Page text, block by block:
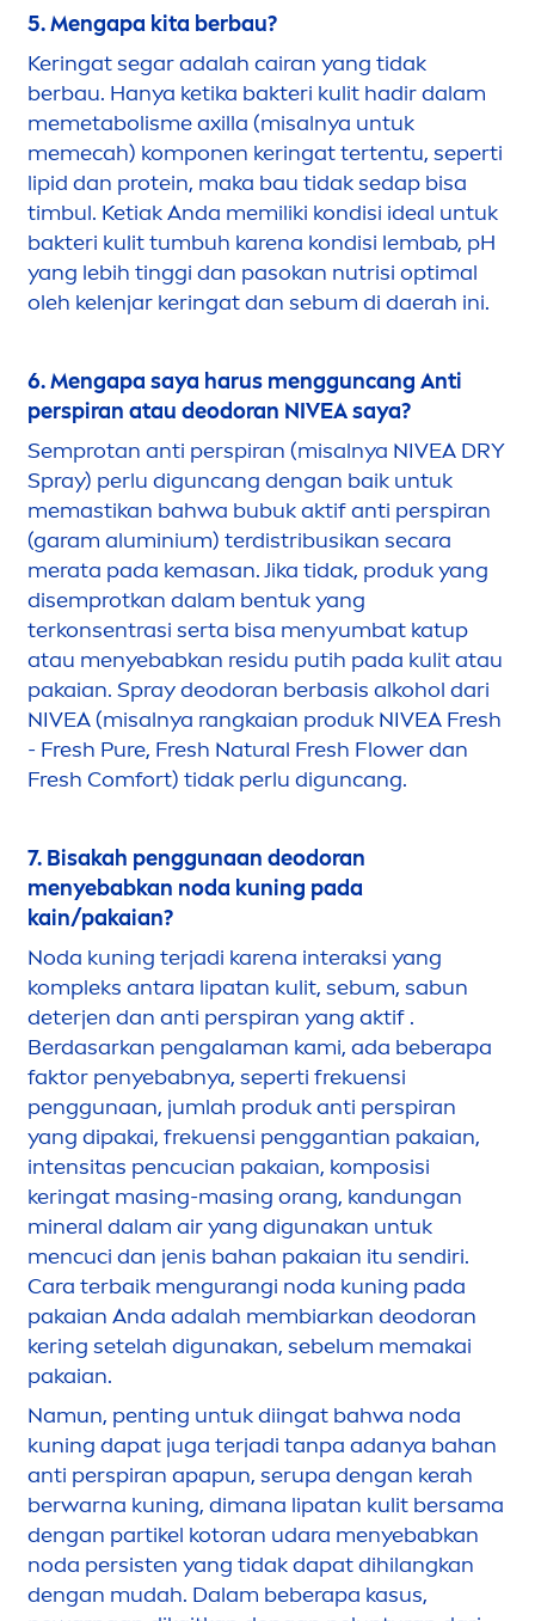
5.Mengapa kita berbau?
Keringat segar adalah cairan yang tidak
berbau. Hanya ketika bakteri kulit hadir dalam
memetabolisme axilla (misalnya untuk
memecah) komponen keringat tertentu, seperti
lipid dan protein, maka bau tidak sedap bisa
timbul. Ketiak Anda memiliki kondisi ideal untuk
bakteri kulit tumbuh karena kondisi lembab, pH
yang lebih tinggi dan pasokan nutrisi optimal
oleh kelenjar keringat dan sebum di daerah ini.
6.Mengapa saya harus mengguncang Anti
perspiran atau deodoran NIVEAsaya?
Semprotan anti perspiran (misalnya NIVEA DRY
Spray) perlu diguncang dengan baik untuk
memastikan bahwa bubuk aktif anti perspiran
(garam aluminium) terdistribusikan secara
merata pada kemasan. Jika tidak, produk yang
disemprotkan dalam bentuk yang
terkonsentrasi serta bisa menyumbat katup
atau menyebabkan residu putih pada kulit atau
pakaian. Spray deodoran berbasis alkohol dari
NIVEA(misalnya rangkaian produk NIVEA Fresh
- Fresh Pure, Fresh Natural Fresh Flower dan
Fresh Comfort) tidak perlu diguncang.
7. Bisakah penggunaan deodoran
menyebabkan noda kuning pada
kain/pakaian?
Noda kuning terjadi karena interaksi yang
kompleks antara lipatan kulit, sebum, sabun
deterjen dan anti perspiran yang aktif .
Berdasarkan pengalaman kami, ada beberapa
faktor penyebabnya, seperti frekuensi
penggunaan, jumlah produk anti perspiran
yang dipakai, frekuensi penggantian pakaian,
intensitas pencucian pakaian, komposisi
keringat masing-masing orang, kandungan
mineral dalam air yang digunakan untuk
mencuci dan jenis bahan pakaian itu sendiri.
Cara terbaik mengurangi noda kuning pada
pakaian Anda adalah membiarkan deodoran
kering setelah digunakan, sebelum memakai
pakaian.
Namun, penting untuk diingat bahwa noda
kuning dapat juga terjadi tanpa adanya bahan
anti perspiran apapun, serupa dengan kerah
berwarna kuning, dimana lipatan kulit bersama
dengan partikel kotoran udara menyebabkan
noda persisten yang tidak dapat dihilangkan
dengan mudah. Dalam beberapa kasus,